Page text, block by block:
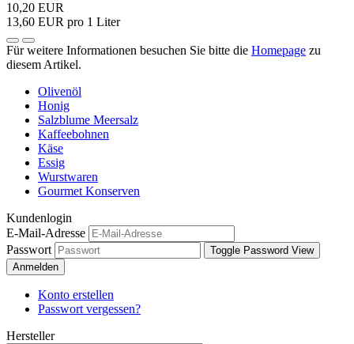
10,20 EUR
13,60 EUR pro 1 Liter
Für weitere Informationen besuchen Sie bitte die Homepage zu
diesem Artikel.
Olivenöl
Honig
Salzblume Meersalz
Kaffeebohnen
Käse
Essig
Wurstwaren
Gourmet Konserven
Kundenlogin
E-Mail-Adresse
Passwort
Toggle Password View
Anmelden
Konto erstellen
Passwort vergessen?
Hersteller